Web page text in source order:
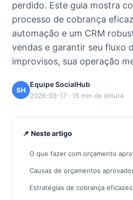
perdido. Este guia mostra
processo de cobrança
automação e um CRM
vendas e garantir seu fluxo
improvisos, sua operação
SH
Equipe SocialHub
2026-03-17 · 15 min de leitura
📌 Neste artigo
O que fazer com orçamento
Causas de orçamentos
Estratégias de cobrança eficazes